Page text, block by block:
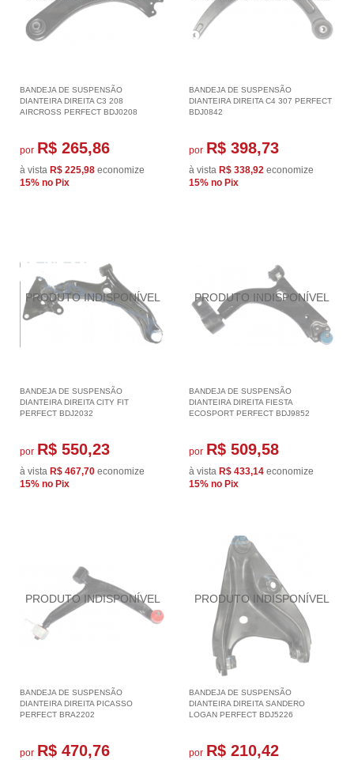
BANDEJA DE SUSPENSÃO
DIANTEIRA DIREITA C3 208
AIRCROSS PERFECT BDJ0208
por R$ 265,86
à vista R$ 225,98 economize
15% no Pix
BANDEJA DE SUSPENSÃO
DIANTEIRA DIREITA C4 307 PERFECT
BDJ0842
por R$ 398,73
à vista R$ 338,92 economize
15% no Pix
BANDEJA DE SUSPENSÃO
DIANTEIRA DIREITA CITY FIT
PERFECT BDJ2032
por R$ 550,23
à vista R$ 467,70 economize
15% no Pix
BANDEJA DE SUSPENSÃO
DIANTEIRA DIREITA FIESTA
ECOSPORT PERFECT BDJ9852
por R$ 509,58
à vista R$ 433,14 economize
15% no Pix
BANDEJA DE SUSPENSÃO
DIANTEIRA DIREITA PICASSO
PERFECT BRA2202
por R$ 470,76
BANDEJA DE SUSPENSÃO
DIANTEIRA DIREITA SANDERO
LOGAN PERFECT BDJ5226
por R$ 210,42